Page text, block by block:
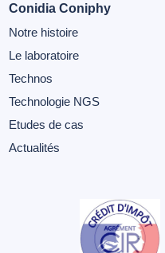
Conidia Coniphy
Notre histoire
Le laboratoire
Technos
Technologie NGS
Etudes de cas
Actualités